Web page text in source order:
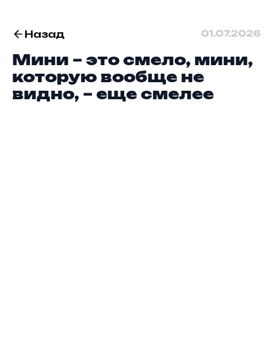
Назад 01.07.2026
Мини – это смело, мини,
которую вообще не
видно, – еще смелее